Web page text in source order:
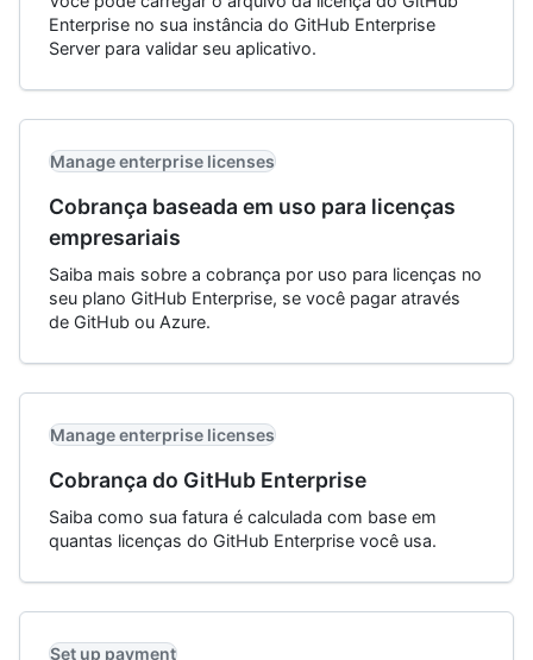
Enterprise no sua instância do GitHub Enterprise
Server para validar seu aplicativo.
Manage enterprise licenses
Cobrança baseada em uso para licenças
empresariais
Saiba mais sobre a cobrança por uso para licenças no
seu plano GitHub Enterprise, se você pagar através
de GitHub ou Azure.
Manage enterprise licenses
Cobrança do GitHub Enterprise
Saiba como sua fatura é calculada com base em
quantas licenças do GitHub Enterprise você usa.
Set up payment